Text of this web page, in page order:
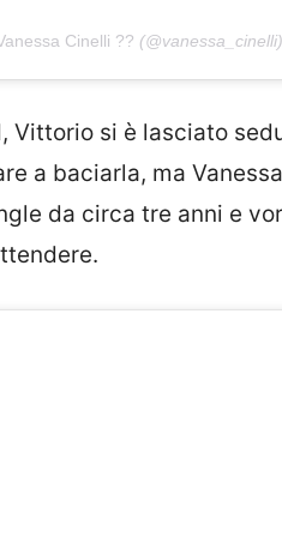
Cinelli ??
Vittorio si è lasciato
a baciarla, ma
da circa tre anni e